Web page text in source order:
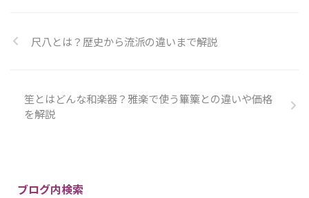
た目だけで価値を判断しにく
って査定額が変わるため、古く
見える尺八でも買取対象にな
楽器といっても、尺八、三味
線、琴、和太鼓、鼓、篠笛、
っても、銘、素材、作家、流
派、状態、付属品の有無によ
尺八とは？歴史から流派の違いまで解説
笙とはどんな和楽器？雅楽で使う篳篥との違いや価格
を解説
ブログ内検索